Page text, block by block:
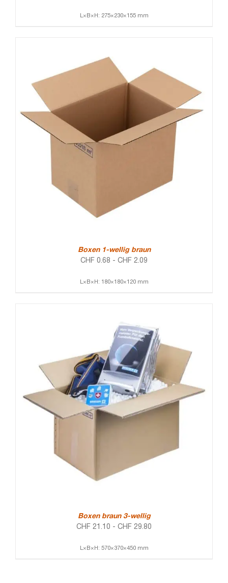
L×B×H: 275×230×155 mm
Boxen 1-wellig braun
CHF 0.68 - CHF 2.09
L×B×H: 180×180×120 mm
Boxen braun 3-wellig
CHF 21.10 - CHF 29.80
L×B×H: 570×370×450 mm